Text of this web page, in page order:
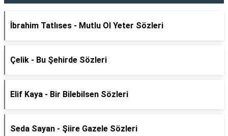
İbrahim Tatlıses - Mutlu Ol Yeter Sözleri
Çelik - Bu Şehirde Sözleri
Elif Kaya - Bir Bilebilsen Sözleri
Seda Sayan - Şiire Gazele Sözleri